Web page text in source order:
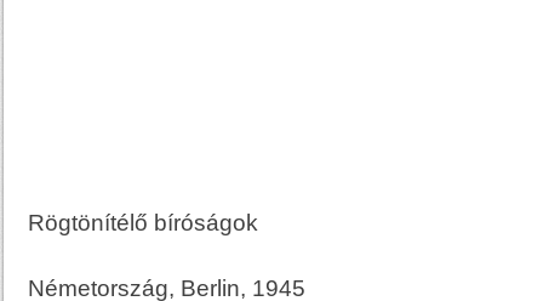
Rögtönítélő bíróságok
Németország, Berlin, 1945